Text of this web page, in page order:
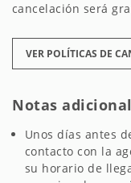
cancelación será
VER POLÍTICAS DE
Notas
Unos días antes
contacto con la
su horario de